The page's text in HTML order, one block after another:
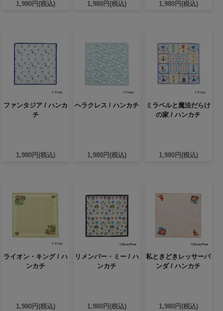
1,980円(税込) 1,980円(税込) 1,980円(税込)
ファンタジア / ハンカ
チ
1,980円(税込)
ヘラクレス / ハンカチ
1,980円(税込)
ミラベルと魔法だらけ
の家 / ハンカチ
1,980円(税込)
ライオン・キング / ハ
ンカチ
1,980円(税込)
リメンバー・ミー / ハ
ンカチ
1,980円(税込)
私ときどきレッサーパ
ンダ / ハンカチ
1,980円(税込)